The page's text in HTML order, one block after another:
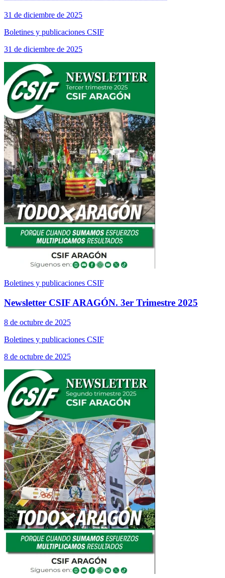
31 de diciembre de 2025
Boletines y publicaciones CSIF
31 de diciembre de 2025
Boletines y publicaciones CSIF
Newsletter CSIF ARAGÓN. 3er Trimestre 2025
8 de octubre de 2025
Boletines y publicaciones CSIF
8 de octubre de 2025